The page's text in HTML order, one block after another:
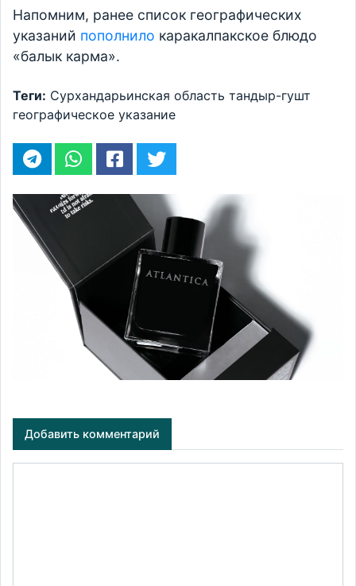
Напомним, ранее список географических
указаний пополнило каракалпакское блюдо
«балык карма».
Теги: Сурхандарьинская область тандыр-гушт
географическое указание
Добавить комментарий